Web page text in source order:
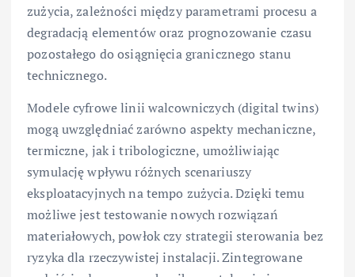
zużycia, zależności między parametrami procesu a
degradacją elementów oraz prognozowanie czasu
pozostałego do osiągnięcia granicznego stanu
technicznego.
Modele cyfrowe linii walcowniczych (digital twins)
mogą uwzględniać zarówno aspekty mechaniczne,
termiczne, jak i tribologiczne, umożliwiając
symulację wpływu różnych scenariuszy
eksploatacyjnych na tempo zużycia. Dzięki temu
możliwe jest testowanie nowych rozwiązań
materiałowych, powłok czy strategii sterowania bez
ryzyka dla rzeczywistej instalacji. Zintegrowane